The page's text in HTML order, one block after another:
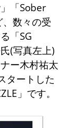
「Sober
数々の受
「SG
(写真左上)
ー木村祐太
タートした
」です。